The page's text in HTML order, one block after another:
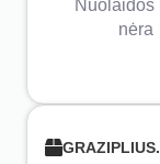
Nuolaidos
nėra